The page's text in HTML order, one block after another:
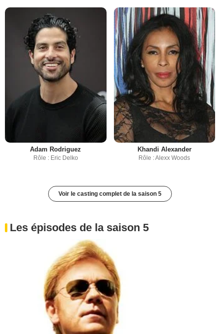
Adam Rodriguez
Rôle : Eric Delko
Khandi Alexander
Rôle : Alexx Woods
Voir le casting complet de la saison 5
Les épisodes de la saison 5